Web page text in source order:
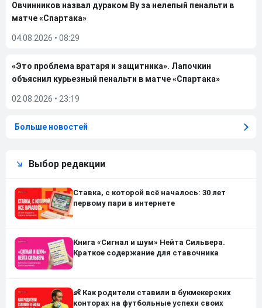
Овчинников назвал дураком Ву за нелепый пенальти в
матче «Спартака»
04.08.2026 • 08:29
«Это проблема вратаря и защитника». Лапочкин
объяснил курьезный пенальти в матче «Спартака»
02.08.2026 • 23:19
Больше новостей
Выбор редакции
Ставка, с которой всё началось: 30 лет
первому пари в интернете
Книга «Сигнал и шум» Нейта Сильвера.
Краткое содержание для ставочника
👶 Как родители ставили в букмекерских
конторах на футбольные успехи своих